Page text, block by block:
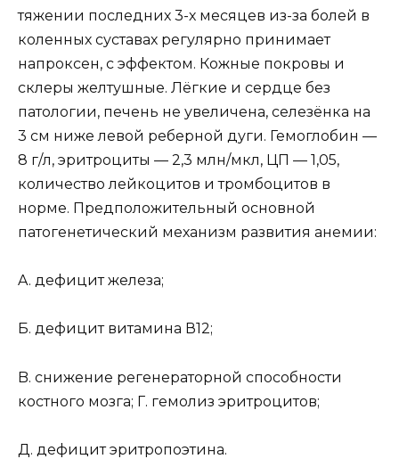
тяжении последних 3-х месяцев из-за болей в
коленных суставах регулярно принимает
напроксен, с эффектом. Кожные покровы и
склеры желтушные. Лёгкие и сердце без
патологии, печень не увеличена, селезёнка на
3 см ниже левой реберной дуги. Гемоглобин —
8 г/л, эритроциты — 2,3 млн/мкл, ЦП — 1,05,
количество лейкоцитов и тромбоцитов в
норме. Предположительный основной
патогенетический механизм развития анемии:
A. дефицит железа;
Б. дефицит витамина В12;
B. снижение регенераторной способности
костного мозга; Г. гемолиз эритроцитов;
Д. дефицит эритропоэтина.